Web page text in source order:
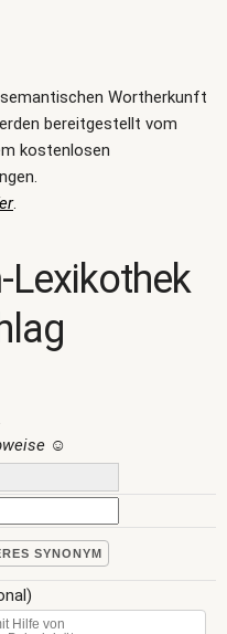
Wortherkunft
bereitgestellt vom
kostenlosen
.
Lexikothek
☺
SYNONYM